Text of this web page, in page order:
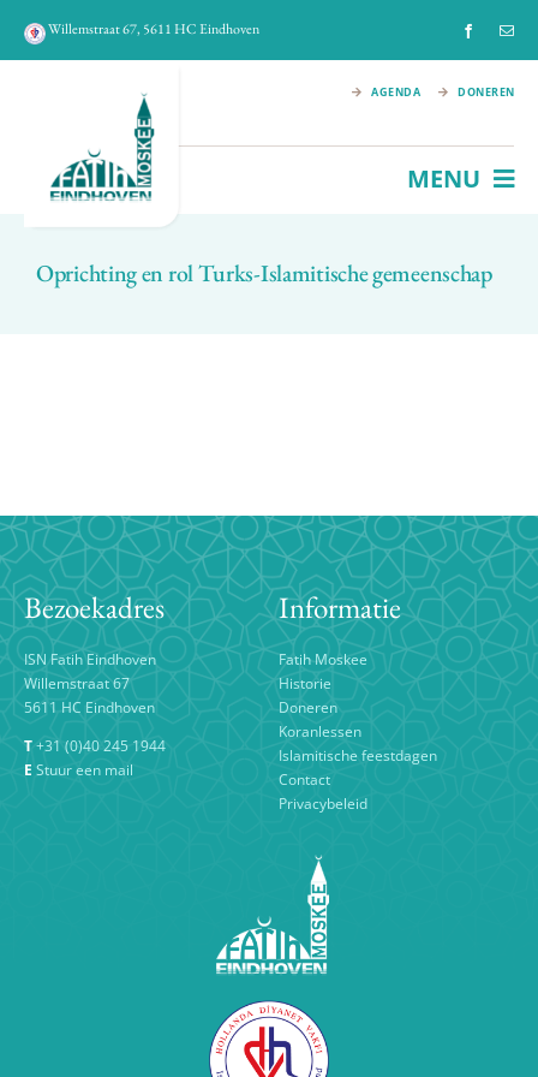
Ga
naar
Willemstraat 67, 5611 HC Eindhoven
AGENDA DONEREN
MENU
EDUCATIE
CONTACT
Oprichting en rol Turks-Islamitische gemeenschap
Bezoekadres
ISN Fatih Eindhoven
Willemstraat 67
5611 HC Eindhoven
T+31 (0)40 245 1944
E Stuur een mail
Informatie
Fatih Moskee
Historie
Doneren
Koranlessen
Islamitische feestdagen
Contact
Privacybeleid